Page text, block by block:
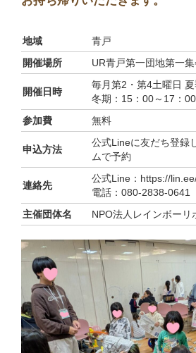
地域
青戸
開催場所
UR青戸第一団地第一集
開催日時
毎月第2・第4土曜日
冬期：15：00～17：00
参加費
無料
申込方法
公式Lineに友だち登録
ムで予約
連絡先
公式Line：https://
電話：080-2838-0641
主催団体名
NPO法人レインボーリ